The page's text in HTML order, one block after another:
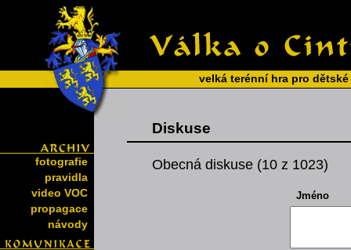
velká terénní hra pro
fotografie
pravidla
video VOC
propagace
návody
Diskuse
Obecná diskuse (10 z 1023)
Jméno